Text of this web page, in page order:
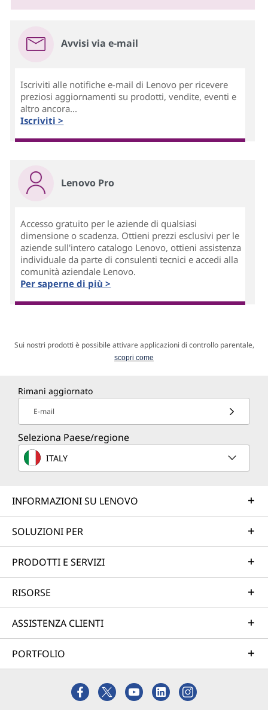
Avvisi via e-mail
Iscriviti alle notifiche e-mail di Lenovo per ricevere
preziosi aggiornamenti su prodotti, vendite, eventi e
altro ancora...
Iscriviti >
Lenovo Pro
Accesso gratuito per le aziende di qualsiasi
dimensione o scadenza. Ottieni prezzi esclusivi per le
aziende sull'intero catalogo Lenovo, ottieni assistenza
individuale da parte di consulenti tecnici e accedi alla
comunità aziendale Lenovo.
Per saperne di più >
Sui nostri prodotti è possibile attivare applicazioni di controllo parentale,
scopri come
Rimani aggiornato
E-mail
Seleziona Paese/regione
ITALY
INFORMAZIONI SU LENOVO
SOLUZIONI PER
PRODOTTI E SERVIZI
RISORSE
ASSISTENZA CLIENTI
PORTFOLIO